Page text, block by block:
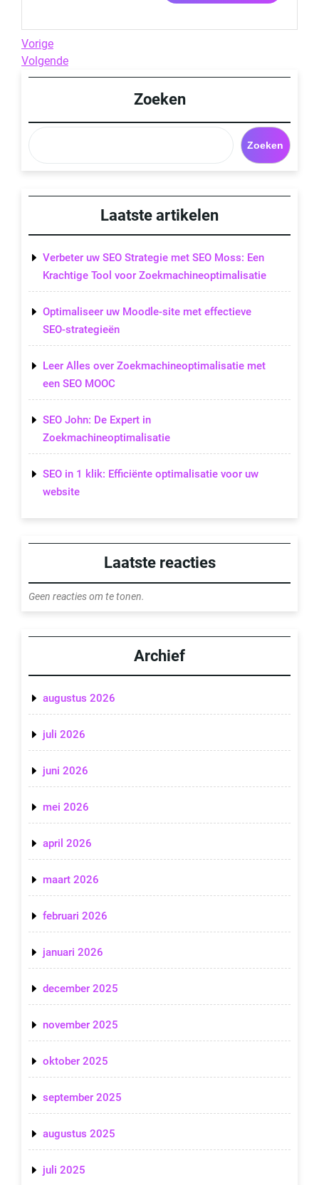
Berichtnavigatie
Previous
Post
Vorige
Next
Post
Volgende
Zoeken
Zoeken
Laatste artikelen
Verbeter uw SEO Strategie met SEO Moss: Een
Krachtige Tool voor Zoekmachineoptimalisatie
Optimaliseer uw Moodle-site met effectieve
SEO-strategieën
Leer Alles over Zoekmachineoptimalisatie met
een SEO MOOC
SEO John: De Expert in
Zoekmachineoptimalisatie
SEO in 1 klik: Efficiënte optimalisatie voor uw
website
Laatste reacties
Geen reacties om te tonen.
Archief
augustus 2026
juli 2026
juni 2026
mei 2026
april 2026
maart 2026
februari 2026
januari 2026
december 2025
november 2025
oktober 2025
september 2025
augustus 2025
juli 2025